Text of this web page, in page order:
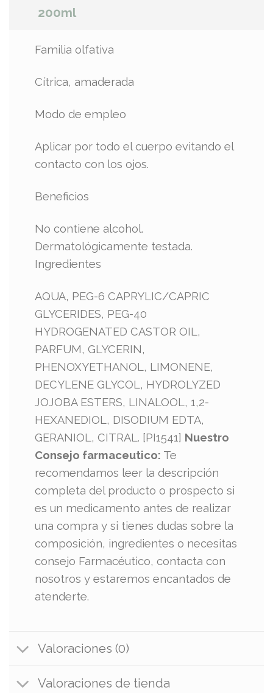
200ml
Familia olfativa
Cítrica, amaderada
Modo de empleo
Aplicar por todo el cuerpo evitando el
contacto con los ojos.
Beneficios
No contiene alcohol.
Dermatológicamente testada.
Ingredientes
AQUA, PEG-6 CAPRYLIC/CAPRIC
GLYCERIDES, PEG-40
HYDROGENATED CASTOR OIL,
PARFUM, GLYCERIN,
PHENOXYETHANOL, LIMONENE,
DECYLENE GLYCOL, HYDROLYZED
JOJOBA ESTERS, LINALOOL, 1,2-
HEXANEDIOL, DISODIUM EDTA,
GERANIOL, CITRAL. [PI1541] Nuestro
Consejo farmaceutico: Te
recomendamos leer la descripción
completa del producto o prospecto si
es un medicamento antes de realizar
una compra y si tienes dudas sobre la
composición, ingredientes o necesitas
consejo Farmacéutico, contacta con
nosotros y estaremos encantados de
atenderte.
Valoraciones (0)
Valoraciones de tienda